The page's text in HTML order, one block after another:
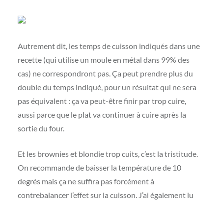
Autrement dit, les temps de cuisson indiqués dans une
recette (qui utilise un moule en métal dans 99% des
cas) ne correspondront pas. Ça peut prendre plus du
double du temps indiqué, pour un résultat qui ne sera
pas équivalent : ça va peut-être finir par trop cuire,
aussi parce que le plat va continuer à cuire après la
sortie du four.
Et les brownies et blondie trop cuits, c’est la tristitude.
On recommande de baisser la température de 10
degrés mais ça ne suffira pas forcément à
contrebalancer l’effet sur la cuisson. J’ai également lu